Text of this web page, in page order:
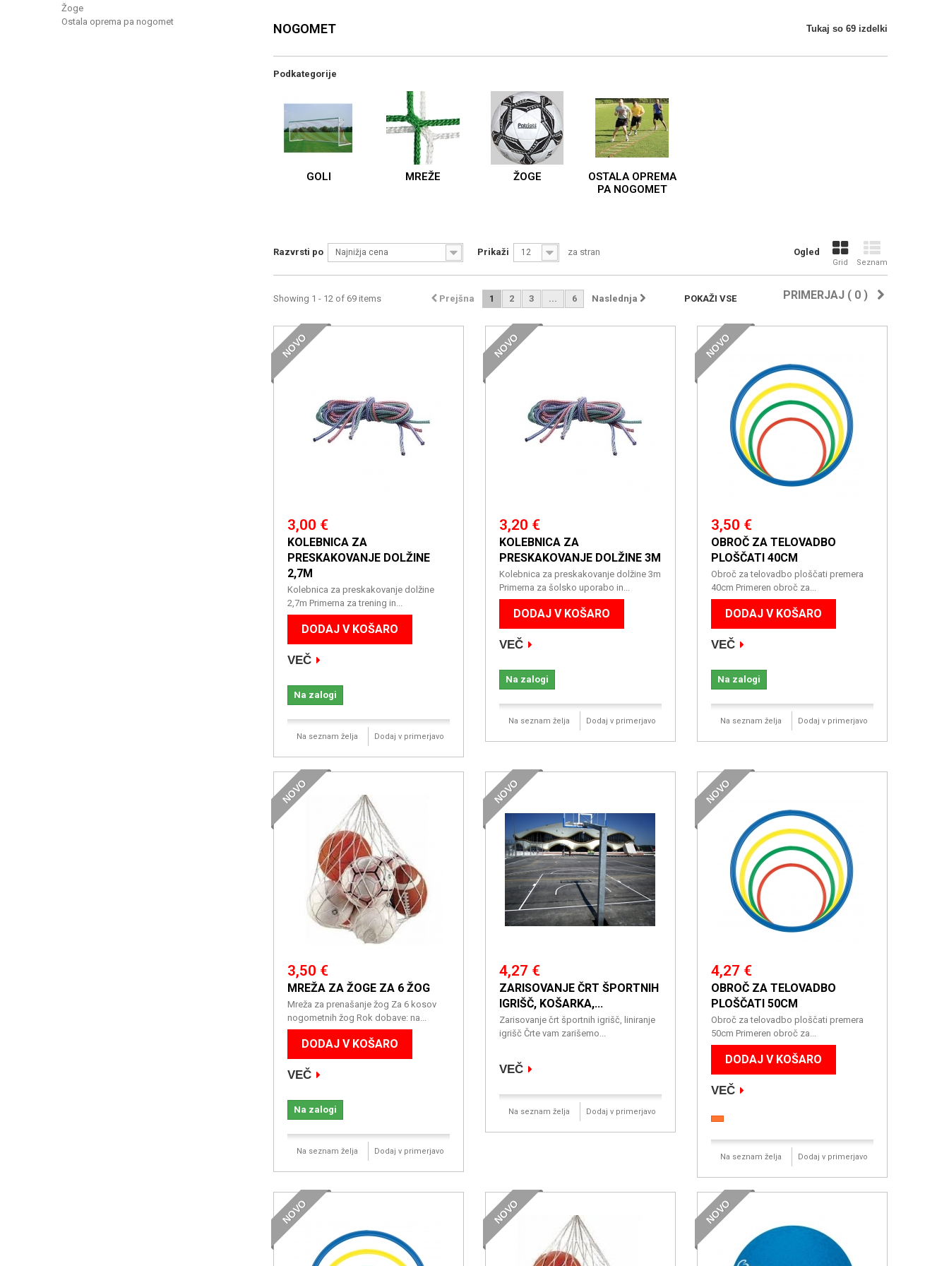
Žoge
Ostala oprema pa nogomet
NOGOMET Tukaj so 69 izdelki
Podkategorije
GOLI MREŽE ŽOGE
OSTALA OPREMA
PA NOGOMET
Ogled
Grid Seznam
Razvrsti po Najnižja cena Prikaži 12 za stran
PRIMERJAJ ( 0 )
POKAŽI VSE
Prejšna 1 2 3 ... 6 Naslednja
Showing 1 - 12 of 69 items
NOVO
3,00 €
KOLEBNICA ZA
PRESKAKOVANJE DOLŽINE
2,7M
Kolebnica za preskakovanje dolžine
2,7m Primerna za trening in...
DODAJ V KOŠARO
VEČ
Na zalogi
Na seznam želja Dodaj v primerjavo
NOVO
3,20 €
KOLEBNICA ZA
PRESKAKOVANJE DOLŽINE 3M
Kolebnica za preskakovanje dolžine 3m
Primerna za šolsko uporabo in...
DODAJ V KOŠARO
VEČ
Na zalogi
Na seznam želja Dodaj v primerjavo
NOVO
3,50 €
OBROČ ZA TELOVADBO
PLOŠČATI 40CM
Obroč za telovadbo ploščati premera
40cm Primeren obroč za...
DODAJ V KOŠARO
VEČ
Na zalogi
Na seznam želja Dodaj v primerjavo
NOVO
3,50 €
MREŽA ZA ŽOGE ZA 6 ŽOG
Mreža za prenašanje žog Za 6 kosov
nogometnih žog Rok dobave: na...
DODAJ V KOŠARO
VEČ
Na zalogi
Na seznam želja Dodaj v primerjavo
NOVO
4,27 €
ZARISOVANJE ČRT ŠPORTNIH
IGRIŠČ, KOŠARKA,...
Zarisovanje črt športnih igrišč, liniranje
igrišč Črte vam zarišemo...
VEČ
Na seznam želja Dodaj v primerjavo
NOVO
4,27 €
OBROČ ZA TELOVADBO
PLOŠČATI 50CM
Obroč za telovadbo ploščati premera
50cm Primeren obroč za...
DODAJ V KOŠARO
VEČ
Na seznam želja Dodaj v primerjavo
NOVO NOVO NOVO